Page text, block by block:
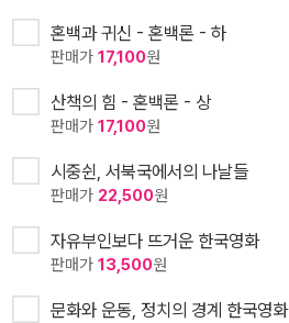
혼백과 귀신 - 혼백론 - 하
판매가 17,100원
산책의 힘 - 혼백론 - 상
판매가 17,100원
시중쉰, 서북국에서의 나날들
판매가 22,500원
자유부인보다 뜨거운 한국영화
판매가 13,500원
문화와 운동, 정치의 경계 한국영화